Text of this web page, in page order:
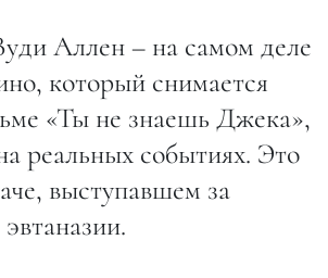
Аллен – на самом деле
который снимается
«Ты не знаешь Джека»,
реальных событиях. Это
выступавшем за